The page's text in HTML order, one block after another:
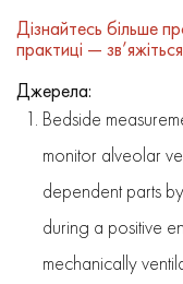
Дізнайтесь більше
практиці —
Джерела:
Bedside
monitor alveolar
dependent parts
during a positive
mechanically